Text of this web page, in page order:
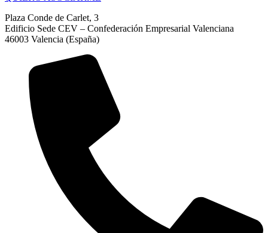
Plaza Conde de Carlet, 3
Edificio Sede CEV – Confederación Empresarial Valenciana
46003 Valencia (España)